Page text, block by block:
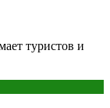
туристов и